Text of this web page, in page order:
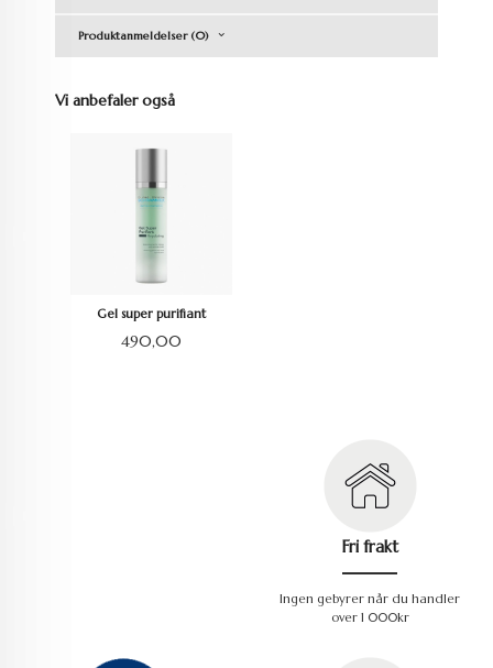
Produktanmeldelser (0)
Vi anbefaler også
Gel super purifiant
Pris
490,00
Fri frakt
Ingen gebyrer når du handler
over 1 000kr